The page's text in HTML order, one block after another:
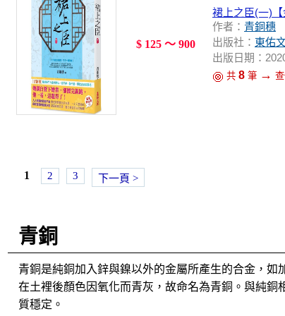
$ 125 ～ 900
裙上之臣(一)【
作者： 青銅穗
出版社： 東佑
出版日期：
共 8 筆 →
1 2 3 下一頁 >
青銅
青銅是純銅加入鋅與鎳以外的金屬所產生的合金，如
在土裡後顏色因氧化而青灰，故命名為青銅。與純
質穩定。